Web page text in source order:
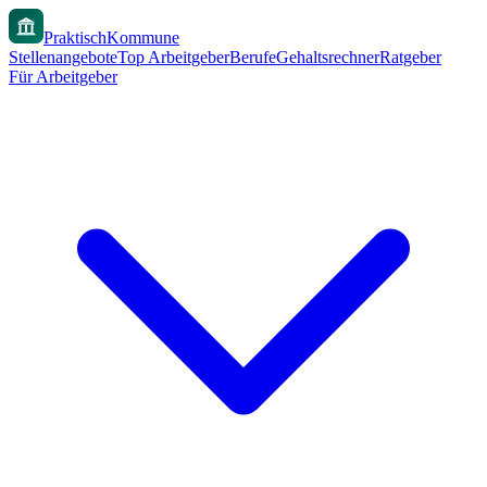
PraktischKommune
StellenangeboteTop ArbeitgeberBerufeGehaltsrechnerRatgeber
Für Arbeitgeber